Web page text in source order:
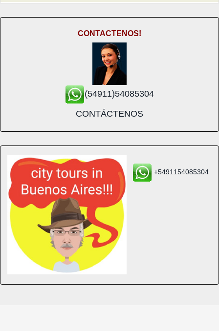
CONTACTENOS!
(54911)54085304
CONTÁCTENOS
+5491154085304